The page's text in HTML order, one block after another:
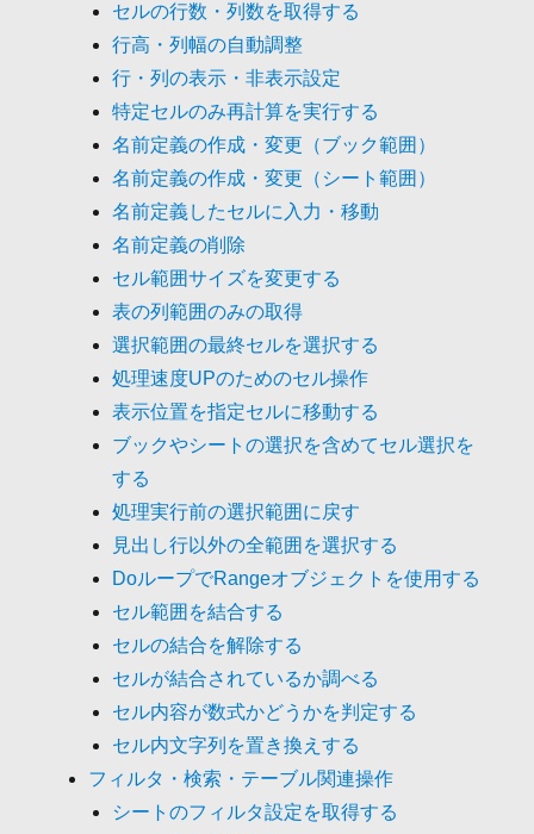
セルの行数・列数を取得する
行高・列幅の自動調整
行・列の表示・非表示設定
特定セルのみ再計算を実行する
名前定義の作成・変更（ブック範囲）
名前定義の作成・変更（シート範囲）
名前定義したセルに入力・移動
名前定義の削除
セル範囲サイズを変更する
表の列範囲のみの取得
選択範囲の最終セルを選択する
処理速度UPのためのセル操作
表示位置を指定セルに移動する
ブックやシートの選択を含めてセル選択を
する
処理実行前の選択範囲に戻す
見出し行以外の全範囲を選択する
DoループでRangeオブジェクトを使用する
セル範囲を結合する
セルの結合を解除する
セルが結合されているか調べる
セル内容が数式かどうかを判定する
セル内文字列を置き換えする
フィルタ・検索・テーブル関連操作
シートのフィルタ設定を取得する